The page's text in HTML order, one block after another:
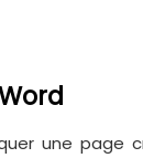
une page